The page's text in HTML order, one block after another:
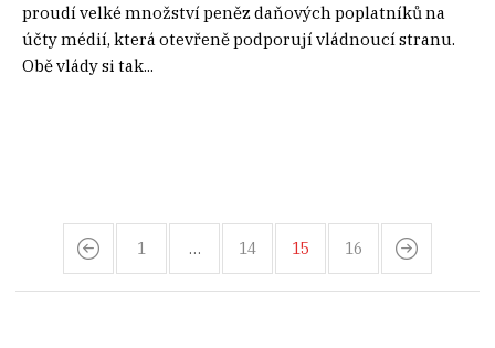
proudí velké množství peněz daňových poplatníků na
účty médií, která otevřeně podporují vládnoucí stranu.
Obě vlády si tak...
1 … 14 15 16